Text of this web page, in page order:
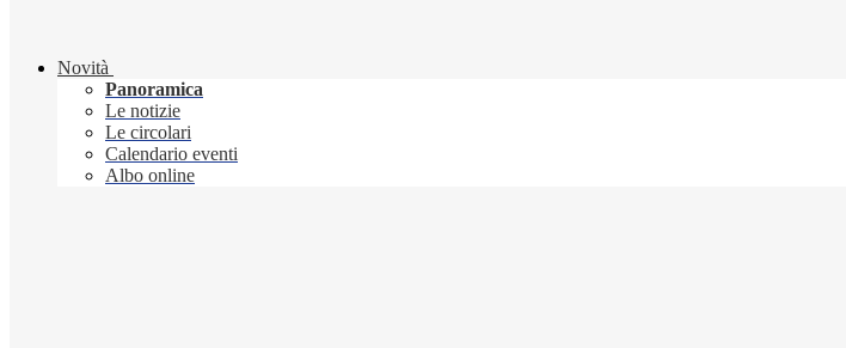
Novità
Panoramica
Le notizie
Le circolari
Calendario eventi
Albo online